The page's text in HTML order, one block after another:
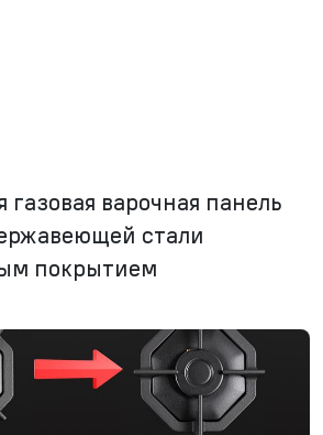
газовая варочная панель
стали
покрытием